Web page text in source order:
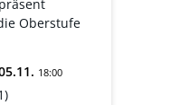
Oberstufe
11. 18:00